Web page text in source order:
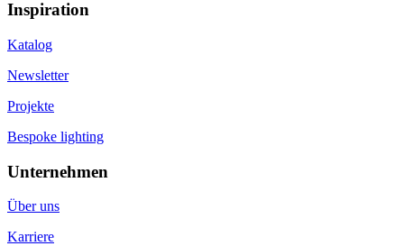
Inspiration
Katalog
Newsletter
Projekte
Bespoke lighting
Unternehmen
Über uns
Karriere